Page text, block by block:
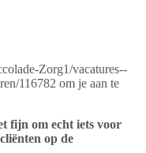
Zorg1/vacatures--
116782 om je aan te
fijn om echt iets voor
op de